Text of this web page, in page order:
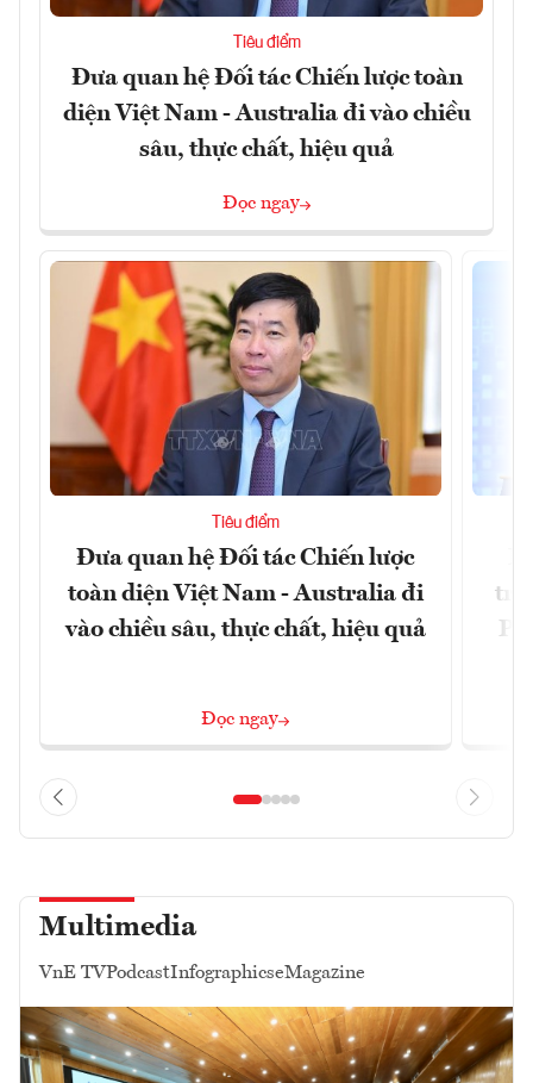
Tiêu điểm
Đưa quan hệ Đối tác Chiến lược toàn
diện Việt Nam - Australia đi vào chiều
sâu, thực chất, hiệu quả
Đọc ngay
Tiêu điểm
Đưa quan hệ Đối tác Chiến lược
toàn diện Việt Nam - Australia đi
vào chiều sâu, thực chất, hiệu quả
Đọc ngay
Multimedia
VnE TVPodcastInfographicseMagazine